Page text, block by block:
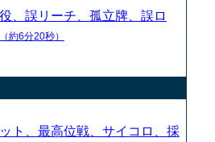
、誤リーチ、孤立牌、誤ロ
（約6分20秒）
ト、最高位戦、サイコロ、採